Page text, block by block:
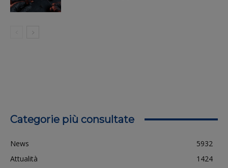
Categorie più consultate
News
5932
Attualità
1424